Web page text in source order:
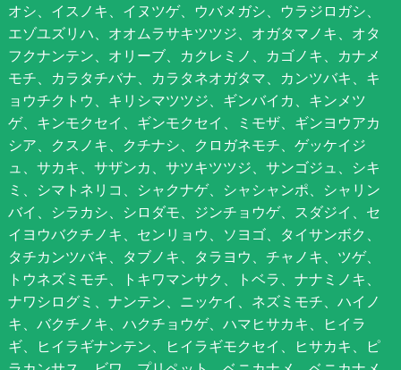
オシ、イスノキ、イヌツゲ、ウバメガシ、ウラジロガシ、
エゾユズリハ、オオムラサキツツジ、オガタマノキ、オタ
フクナンテン、オリーブ、カクレミノ、カゴノキ、カナメ
モチ、カラタチバナ、カラタネオガタマ、カンツバキ、キ
ョウチクトウ、キリシマツツジ、ギンバイカ、キンメツ
ゲ、キンモクセイ、ギンモクセイ、ミモザ、ギンヨウアカ
シア、クスノキ、クチナシ、クロガネモチ、ゲッケイジ
ュ、サカキ、サザンカ、サツキツツジ、サンゴジュ、シキ
ミ、シマトネリコ、シャクナゲ、シャシャンポ、シャリン
バイ、シラカシ、シロダモ、ジンチョウゲ、スダジイ、セ
イヨウバクチノキ、センリョウ、ソヨゴ、タイサンボク、
タチカンツバキ、タブノキ、タラヨウ、チャノキ、ツゲ、
トウネズミモチ、トキワマンサク、トベラ、ナナミノキ、
ナワシログミ、ナンテン、ニッケイ、ネズミモチ、ハイノ
キ、バクチノキ、ハクチョウゲ、ハマヒサカキ、ヒイラ
ギ、ヒイラギナンテン、ヒイラギモクセイ、ヒサカキ、ピ